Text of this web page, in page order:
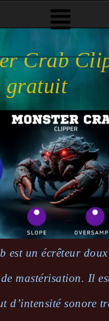
Crab
gratuit
est un écrê­teur
masté­ri­sa­tion. Il
d’in­ten­sité sonore